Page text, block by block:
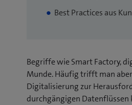
Best Practices aus
Begriffe wie Smart Factory,
Munde. Häufig trifft man
Digitalisierung zur
durchgängigen Datenflüssen